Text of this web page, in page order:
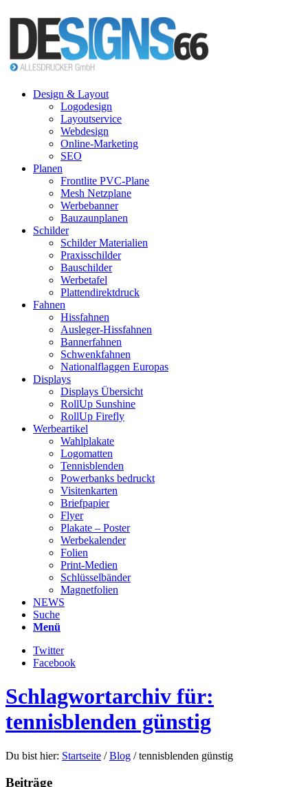
Design & Layout
Logodesign
Layoutservice
Webdesign
Online-Marketing
SEO
Planen
Frontlite PVC-Plane
Mesh Netzplane
Werbebanner
Bauzaunplanen
Schilder
Schilder Materialien
Praxisschilder
Bauschilder
Werbetafel
Plattendirektdruck
Fahnen
Hissfahnen
Ausleger-Hissfahnen
Bannerfahnen
Schwenkfahnen
Nationalflaggen Europas
Displays
Displays Übersicht
RollUp Sunshine
RollUp Firefly
Werbeartikel
Wahlplakate
Logomatten
Tennisblenden
Powerbanks bedruckt
Visitenkarten
Briefpapier
Flyer
Plakate – Poster
Werbekalender
Folien
Print-Medien
Schlüsselbänder
Magnetfolien
NEWS
Suche
Menü
Twitter
Facebook
Schlagwortarchiv für:
tennisblenden günstig
Du bist hier: Startseite / Blog / tennisblenden günstig
Beiträge